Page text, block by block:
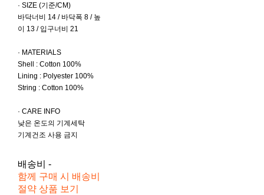
· SIZE (기준/CM)
바닥너비 14 / 바닥폭 8 / 높
이 13 / 입구너비 21
· MATERIALS
Shell : Cotton 100%
Lining : Polyester 100%
String : Cotton 100%
· CARE INFO
낮은 온도의 기계세탁
기계건조 사용 금지
배송비 -
함께 구매 시 배송비
절약 상품 보기